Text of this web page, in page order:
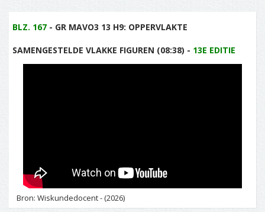
BLZ. 167 - GR MAVO3 13 H9: OPPERVLAKTE
SAMENGESTELDE VLAKKE FIGUREN (08:38) - 13E EDITIE
Bron: Wiskundedocent - (2026)